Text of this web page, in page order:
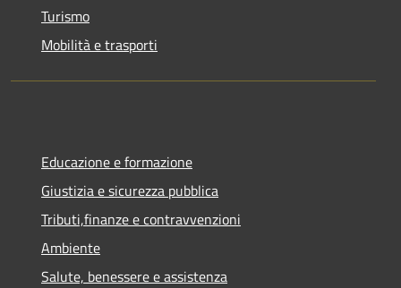
Turismo
Mobilità e trasporti
Educazione e formazione
Giustizia e sicurezza pubblica
Tributi,finanze e contravvenzioni
Ambiente
Salute, benessere e assistenza